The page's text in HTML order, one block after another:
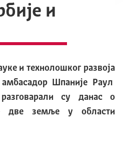
и
и технолошког развоја
Шпаније Раул
су данас о
две земље у области